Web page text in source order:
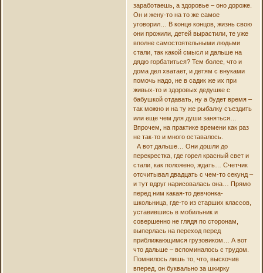
заработаешь, а здоровье – оно дороже.
Он и жену-то на то же самое
уговорил… В конце концов, жизнь свою
они прожили, детей вырастили, те уже
вполне самостоятельными людьми
стали, так какой смысл и дальше на
дядю горбатиться? Тем более, что и
дома дел хватает, и детям с внуками
помочь надо, не в садик же их при
живых-то и здоровых дедушке с
бабушкой отдавать, ну а будет время –
так можно и на ту же рыбалку съездить
или еще чем для души заняться…
Впрочем, на практике времени как раз
не так-то и много оставалось.
А вот дальше… Они дошли до
перекрестка, где горел красный свет и
стали, как положено, ждать… Счетчик
отсчитывал двадцать с чем-то секунд –
и тут вдруг нарисовалась она… Прямо
перед ним какая-то девчонка-
школьница, где-то из старших классов,
уставившись в мобильник и
совершенно не глядя по сторонам,
выперлась на переход перед
приближающимся грузовиком… А вот
что дальше – вспоминалось с трудом.
Помнилось лишь то, что, выскочив
вперед, он буквально за шкирку